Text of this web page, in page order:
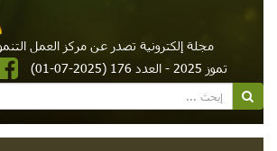
مجلة إلكترونية تصدر عن مركز العمل التنموي / معاً
|